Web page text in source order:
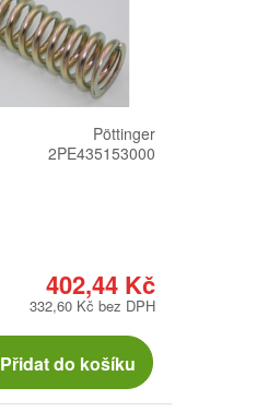
Pöttinger
2PE435153000
402,44 Kč
332,60 Kč bez DPH
Přidat do košíku